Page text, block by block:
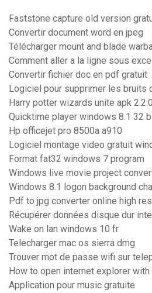
Faststone capture old version
Convertir document word en jpeg
Télécharger mount and blade
Comment aller a la ligne sous excel
Convertir fichier doc en pdf gratuit
Logiciel pour supprimer les bruits
Harry potter wizards unite apk 2.2.0
Quicktime player windows 8.1 32
Hp officejet pro 8500a a910
Logiciel montage video gratuit
Format fat32 windows 7 program
Windows live movie project
Windows 8.1 logon background
Pdf to jpg converter online high
Récupérer données disque dur
Wake on lan windows 10 fr
Telecharger mac os sierra dmg
Trouver mot de passe wifi sur
How to open internet explorer
Application pour music gratuite